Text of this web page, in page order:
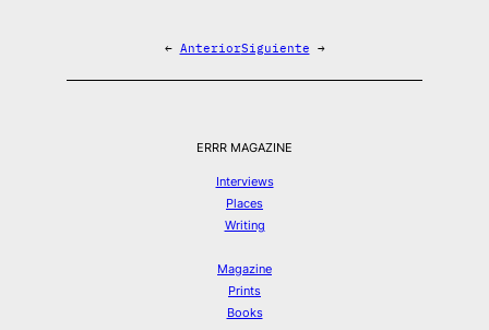
← AnteriorSiguiente →
ERRR MAGAZINE
Interviews
Places
Writing
Magazine
Prints
Books